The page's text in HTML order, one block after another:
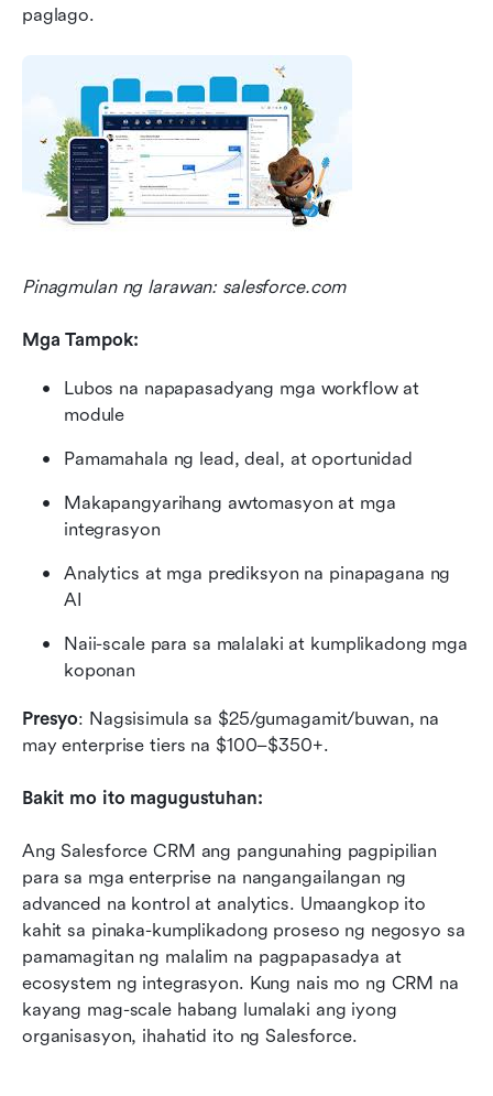
paglago.
Pinagmulan ng larawan: salesforce.com
Mga Tampok:
Lubos na napapasadyang mga workflow at
module
Pamamahala ng lead, deal, at oportunidad
Makapangyarihang awtomasyon at mga
integrasyon
Analytics at mga prediksyon na pinapagana ng
AI
Naii-scale para sa malalaki at kumplikadong mga
koponan
Presyo: Nagsisimula sa $25/gumagamit/buwan, na
may enterprise tiers na $100–$350+.
Bakit mo ito magugustuhan:
Ang Salesforce CRM ang pangunahing pagpipilian
para sa mga enterprise na nangangailangan ng
advanced na kontrol at analytics. Umaangkop ito
kahit sa pinaka-kumplikadong proseso ng negosyo sa
pamamagitan ng malalim na pagpapasadya at
ecosystem ng integrasyon. Kung nais mo ng CRM na
kayang mag-scale habang lumalaki ang iyong
organisasyon, ihahatid ito ng Salesforce.